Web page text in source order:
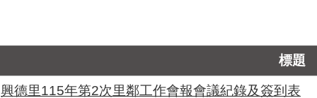
標題
興德里115年第2次里鄰工作會報會議紀錄及簽到表